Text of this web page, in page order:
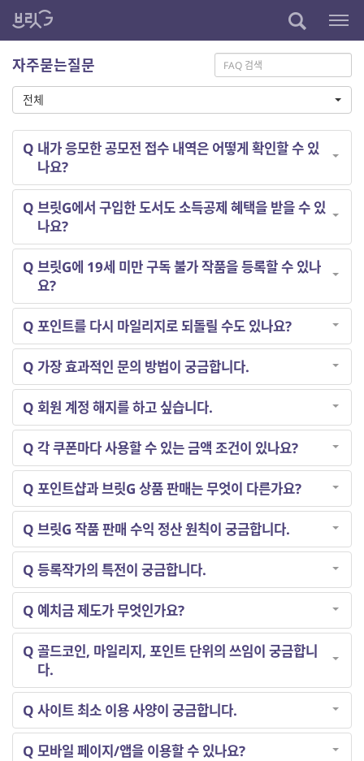
자주묻는질문
전체
Q 내가 응모한 공모전 접수 내역은 어떻게 확인할 수 있
나요?
Q 브릿G에서 구입한 도서도 소득공제 혜택을 받을 수 있
나요?
Q 브릿G에 19세 미만 구독 불가 작품을 등록할 수 있나
요?
Q 포인트를 다시 마일리지로 되돌릴 수도 있나요?
Q 가장 효과적인 문의 방법이 궁금합니다.
Q 회원 계정 해지를 하고 싶습니다.
Q 각 쿠폰마다 사용할 수 있는 금액 조건이 있나요?
Q 포인트샵과 브릿G 상품 판매는 무엇이 다른가요?
Q 브릿G 작품 판매 수익 정산 원칙이 궁금합니다.
Q 등록작가의 특전이 궁금합니다.
Q 예치금 제도가 무엇인가요?
Q 골드코인, 마일리지, 포인트 단위의 쓰임이 궁금합니
다.
Q 사이트 최소 이용 사양이 궁금합니다.
Q 모바일 페이지/앱을 이용할 수 있나요?